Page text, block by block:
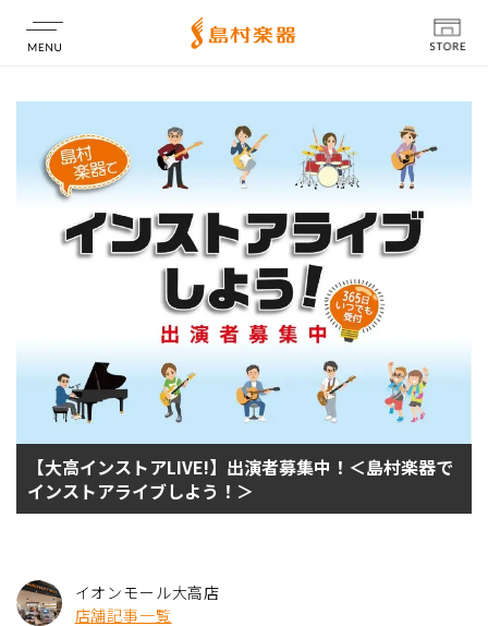
店舗情報
【大高インストアLIVE!】出演者募集中！＜島村楽器で
インストアライブしよう！＞
イオンモール大高店
店舗記事一覧